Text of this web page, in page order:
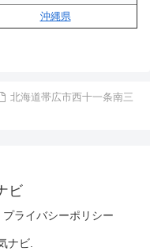
沖縄県
北海道帯広市西十一条南三
ビ
プライバシーポリシー
ナビ.